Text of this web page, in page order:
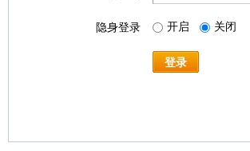
隐身登录 开启 关闭
登录